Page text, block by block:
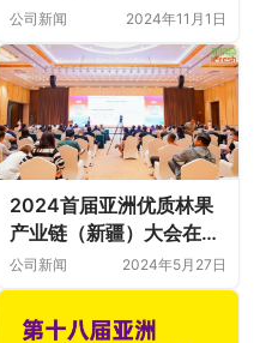
会圆满成功，共探水果产
业新机遇
公司新闻 2024年11月1日
2024首届亚洲优质林果
产业链（新疆）大会在疆
圆满成功
公司新闻 2024年5月27日